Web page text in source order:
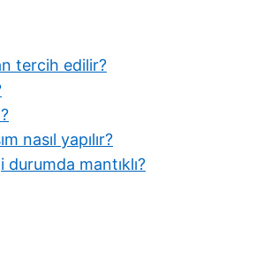
tercih edilir?
nasıl yapılır?
mantıklı?